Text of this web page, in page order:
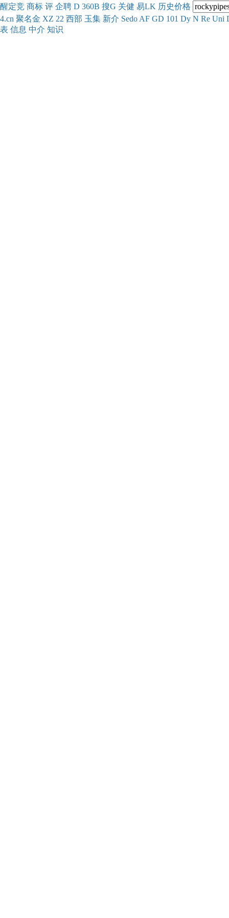
醒定竞 商标 评 企聘 D 360B 搜G 关健 易LK 历史价格
4.cn 聚名金 XZ 22 西部 玉集 新介 Sedo AF GD 101 Dy N Re Uni
表 信息 中介 知识